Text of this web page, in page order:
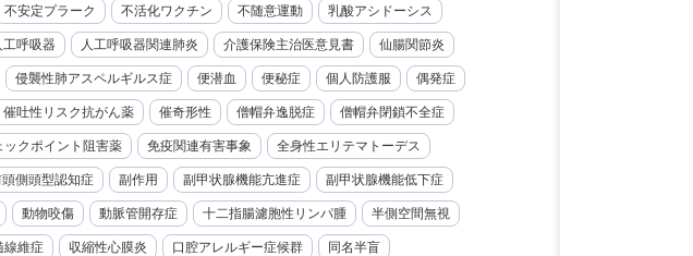
不安定プラーク 不活化ワクチン 不随意運動 乳酸アシドーシス
工呼吸器 人工呼吸器関連肺炎 介護保険主治医意見書 仙腸関節炎
侵襲性肺アスペルギルス症 便潜血 便秘症 個人防護服 偶発症
催吐性リスク抗がん薬 催奇形性 僧帽弁逸脱症 僧帽弁閉鎖不全症
ックポイント阻害薬 免疫関連有害事象 全身性エリテマトーデス
側頭型認知症 副作用 副甲状腺機能亢進症 副甲状腺機能低下症
動物咬傷 動脈管開存症 十二指腸濾胞性リンパ腫 半側空間無視
線維症 収縮性心膜炎 口腔アレルギー症候群​​ 同名半盲